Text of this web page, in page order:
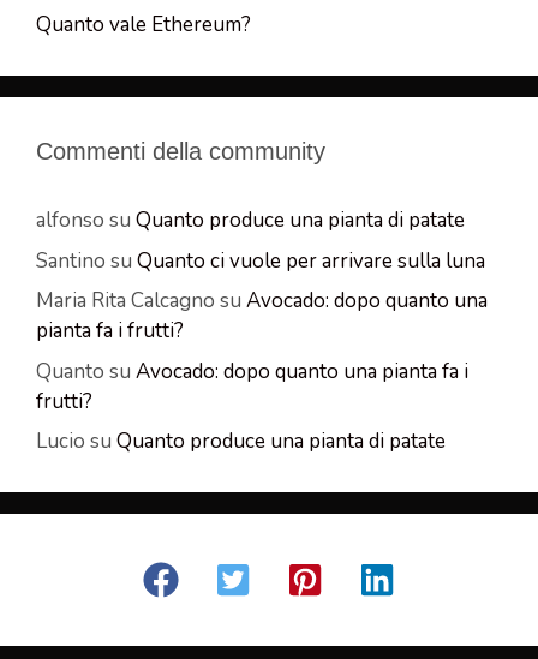
Quanto vale Ethereum?
Commenti della community
alfonso su Quanto produce una pianta di patate
Santino su Quanto ci vuole per arrivare sulla luna
Maria Rita Calcagno su Avocado: dopo quanto una
pianta fa i frutti?
Quanto su Avocado: dopo quanto una pianta fa i
frutti?
Lucio su Quanto produce una pianta di patate